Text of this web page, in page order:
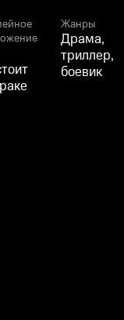
Жанры
Драма,
триллер,
боевик